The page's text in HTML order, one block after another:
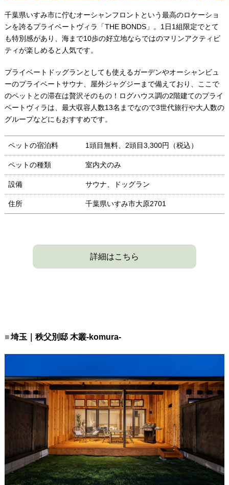
千葉県いすみ市に佇むオーシャンフロントという最高のロケーショ
ンを誇るプライベートヴィラ「THE BONDS」。1日1組限定でとて
も特別感があり、海まで10歩の好立地ならではのマリンアクティビ
ティが楽しめると人気です。
プライベートドッグランとしても使えるガーデンやオーシャンビュ
ーのプライベートサウナ、屋外ジャグジーまで備えており、ここで
のペットとの滞在は贅沢そのもの！ログハウス調の2階建てのプライ
ベートヴィラは、最大収容人数13名までなので3世代旅行や大人数の
グループなどにもおすすめです。
ペットの宿泊料 1頭目無料、2頭目3,300円（税込）
ペットの種類 室内犬のみ
設備 サウナ、ドッグラン
住所 千葉県いすみ市大原2701
詳細はこちら
埼玉｜秩父別邸 木叢-komura-